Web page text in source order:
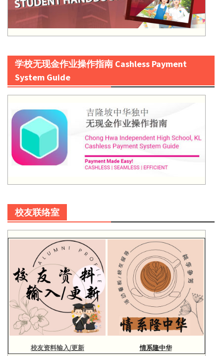
学校无现金作业操作指南 Cashless Payment
System Guide
校友联络室
校友资料输入/更新 情系隆中华